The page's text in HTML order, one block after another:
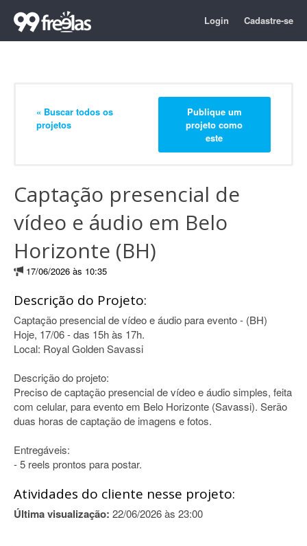
Login Cadastre-se
« Buscar todos os
projetos
Publique um
projeto como
este
Captação presencial de
vídeo e áudio em Belo
Horizonte (BH)
17/06/2026 às 10:35
Descrição do Projeto:
Captação presencial de vídeo e áudio para evento - (BH)
Hoje, 17/06 - das 15h às 17h.
Local: Royal Golden Savassi
Descrição do projeto:
Preciso de captação presencial de vídeo e áudio simples, feita
com celular, para evento em Belo Horizonte (Savassi). Serão
duas horas de captação de imagens e fotos.
Entregáveis:
- 5 reels prontos para postar.
Atividades do cliente nesse projeto:
Última visualização: 22/06/2026 às 23:00